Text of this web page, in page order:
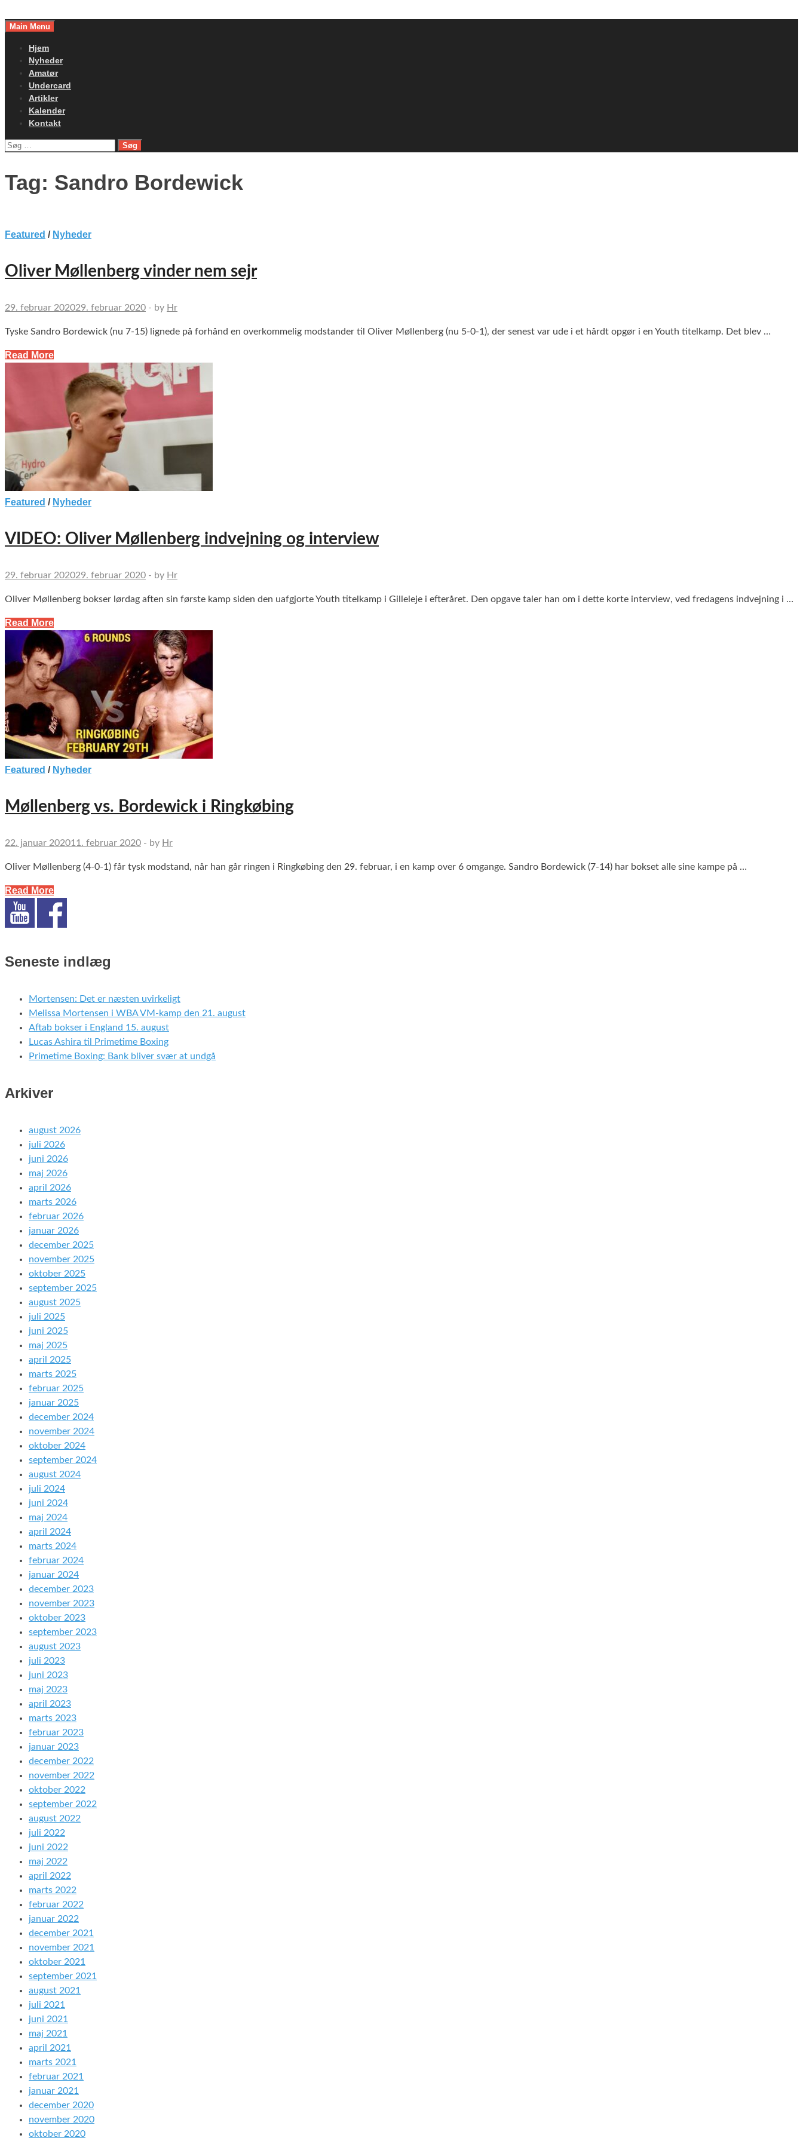
toMain Menu
Hjem
Nyheder
Amatør
Undercard
Artikler
Kalender
Kontakt
Søg
Tag: Sandro Bordewick
Featured / Nyheder
Oliver Møllenberg vinder nem sejr
29. februar 202029. februar 2020 - by Hr
Tyske Sandro Bordewick (nu 7-15) lignede på forhånd en overkommelig modstander til Oliver Møllenberg (nu 5-0-1), der senest var ude i et hårdt opgør i en Youth titelkamp. Det blev …
Read More
Featured / Nyheder
VIDEO: Oliver Møllenberg indvejning og interview
29. februar 202029. februar 2020 - by Hr
Oliver Møllenberg bokser lørdag aften sin første kamp siden den uafgjorte Youth titelkamp i Gilleleje i efteråret. Den opgave taler han om i dette korte interview, ved fredagens indvejning i …
Read More
Featured / Nyheder
Møllenberg vs. Bordewick i Ringkøbing
22. januar 202011. februar 2020 - by Hr
Oliver Møllenberg (4-0-1) får tysk modstand, når han går ringen i Ringkøbing den 29. februar, i en kamp over 6 omgange. Sandro Bordewick (7-14) har bokset alle sine kampe på …
Read More
Seneste indlæg
Mortensen: Det er næsten uvirkeligt
Melissa Mortensen i WBA VM-kamp den 21. august
Aftab bokser i England 15. august
Lucas Ashira til Primetime Boxing
Primetime Boxing: Bank bliver svær at undgå
Arkiver
august 2026
juli 2026
juni 2026
maj 2026
april 2026
marts 2026
februar 2026
januar 2026
december 2025
november 2025
oktober 2025
september 2025
august 2025
juli 2025
juni 2025
maj 2025
april 2025
marts 2025
februar 2025
januar 2025
december 2024
november 2024
oktober 2024
september 2024
august 2024
juli 2024
juni 2024
maj 2024
april 2024
marts 2024
februar 2024
januar 2024
december 2023
november 2023
oktober 2023
september 2023
august 2023
juli 2023
juni 2023
maj 2023
april 2023
marts 2023
februar 2023
januar 2023
december 2022
november 2022
oktober 2022
september 2022
august 2022
juli 2022
juni 2022
maj 2022
april 2022
marts 2022
februar 2022
januar 2022
december 2021
november 2021
oktober 2021
september 2021
august 2021
juli 2021
juni 2021
maj 2021
april 2021
marts 2021
februar 2021
januar 2021
december 2020
november 2020
oktober 2020